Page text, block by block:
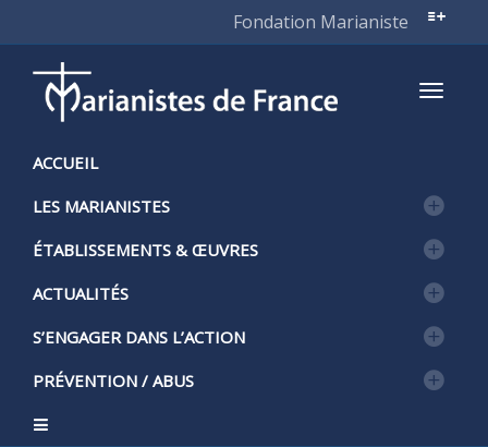
Fondation Marianiste
ACCUEIL
LES MARIANISTES
ÉTABLISSEMENTS & ŒUVRES
ACTUALITÉS
S’ENGAGER DANS L’ACTION
PRÉVENTION / ABUS